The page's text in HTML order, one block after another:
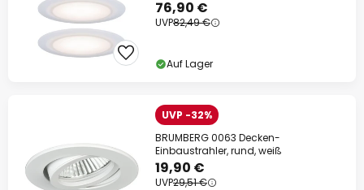
76,90 €
UVP82,49 €
Auf Lager
UVP -32%
BRUMBERG 0063 Decken-
Einbaustrahler, rund, weiß
19,90 €
UVP29,51 €